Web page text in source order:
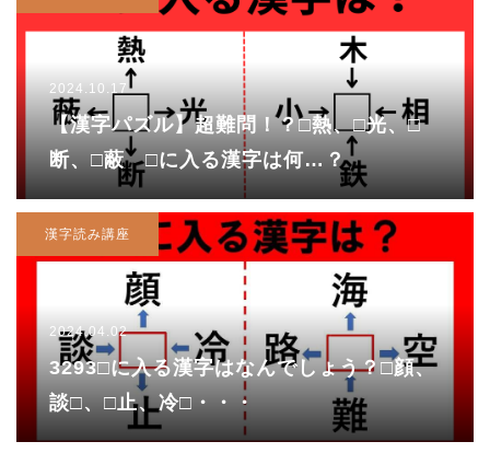
2024.10.17
【漢字パズル】超難問！？□熱、□光、□
断、□蔽 □に入る漢字は何…？
漢字読み講座
2024.04.02
3293□に入る漢字はなんでしょう？□顔、
談□、□止、冷□・・・